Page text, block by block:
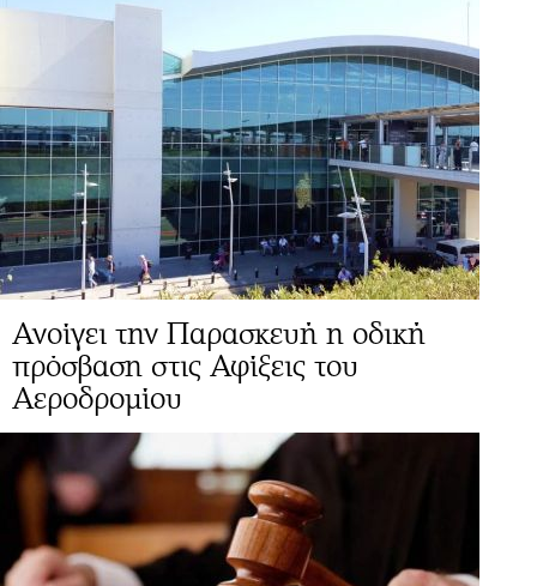
Ανοίγει την Παρασκευή η οδική
πρόσβαση στις Αφίξεις του
Αεροδρομίου